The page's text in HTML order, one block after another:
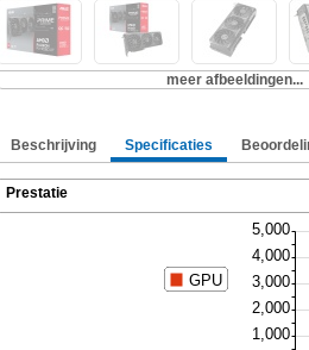
meer afbeeldingen...
Beschrijving Specificaties
Prestatie